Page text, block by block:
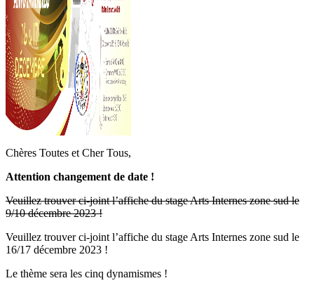
Chères Toutes et Cher Tous,
Attention changement de date !
Veuillez trouver ci-joint l’affiche du stage Arts Internes zone sud le
9/10 décembre 2023 !
Veuillez trouver ci-joint l’affiche du stage Arts Internes zone sud le
16/17 décembre 2023 !
Le thème sera les cinq dynamismes !